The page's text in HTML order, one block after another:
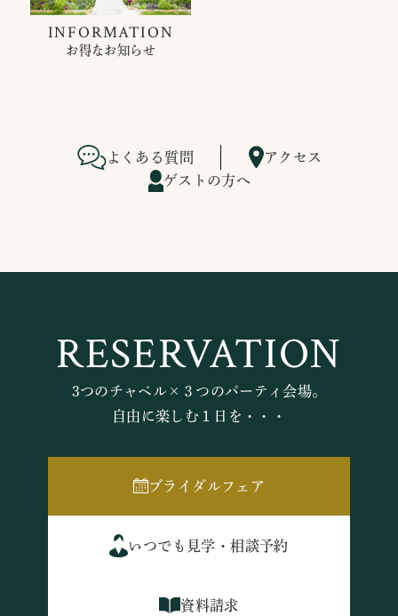
INFORMATION
お得なお知らせ
よくある質問
アクセス
ゲストの方へ
RESERVATION
3つのチャペル×３つのパーティ会場。
自由に楽しむ１日を・・・
ブライダルフェア
いつでも見学・相談予約
資料請求